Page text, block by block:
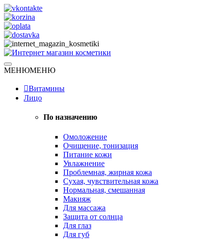
Skip
to
content
Интернет магазин косметики
Натуральная косметика
МЕНЮМЕНЮ
Витамины
Лицо
По назначению
Омоложение
Очищение, тонизация
Питание кожи
Увлажнение
Проблемная, жирная кожа
Сухая, чувствительная кожа
Нормальная, смешанная
Макияж
Для массажа
Защита от солнца
Для глаз
Для губ